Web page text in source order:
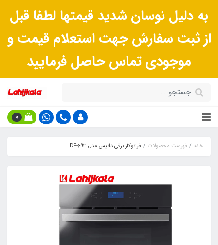
به دلیل نوسان شدید قیمتها لطفا قبل
از ثبت سفارش جهت استعلام قیمت و
موجودی تماس حاصل فرمایید
0
خانه فهرست محصولات فر توکار برقی داتیس مدل DF-693